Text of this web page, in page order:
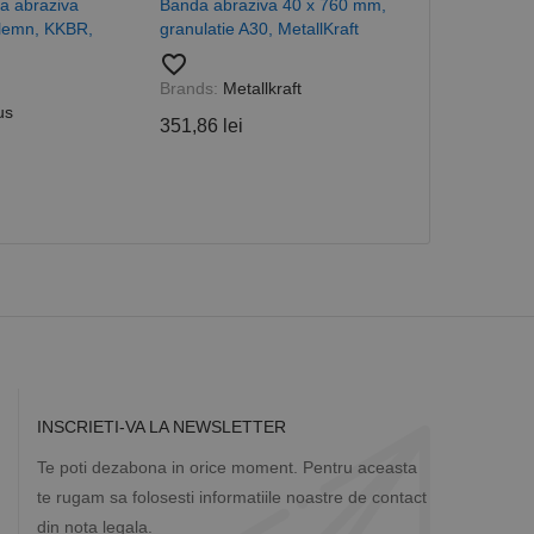
abraziva
KKBR,
Banda abraziva 40 x 760 mm,
granulatie A30, MetallKraft
favorite_border
Brands: Metallkraft
351,86 lei
INSCRIETI-VA LA NEWSLETTER
Te poti dezabona in orice moment. Pentru aceasta
te rugam sa folosesti informatiile noastre de contact
din nota legala.
variabilelor de
generat
ului, dar un bun
utilizator între